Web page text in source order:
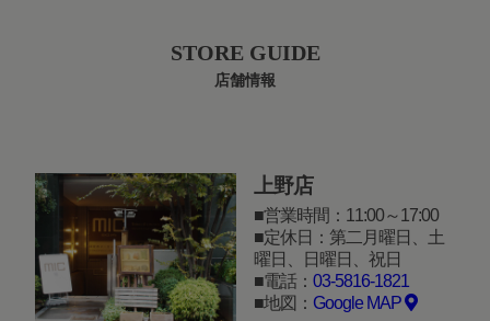
STORE GUIDE
店舗情報
上野店
営業時間：11:00～17:00
定休日：第二月曜日、土
曜日、日曜日、祝日
電話： 03-5816-1821
地図： Google MAP